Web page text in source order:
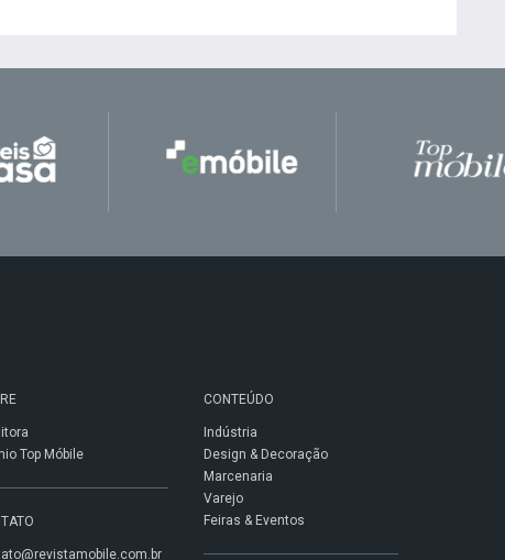
Top Móbile
CONTEÚDO
Indústria
Design & Decoração
Marcenaria
Varejo
Feiras & Eventos